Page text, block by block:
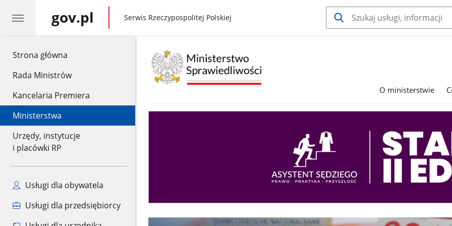
Strona główna
Rada Ministrów
Kancelaria Premiera
Ministerstwa
Urzędy, instytucje
i placówki RP
Usługi dla obywatela
Usługi dla przedsiębiorcy
gov.pl gov.pl
Serwis Rzeczypospolitej Polskiej
O ministerstwie